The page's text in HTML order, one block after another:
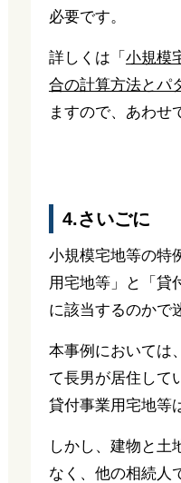
必要です。
詳しくは「 小規模
合の計算方法とパ
ますので、あわせ
4.さいごに
小規模宅地等の特
用宅地等」と「貸
に該当するのかで
本事例においては
て長男が居住して
貸付事業用宅地等
しかし、建物と土
なく、他の相続人